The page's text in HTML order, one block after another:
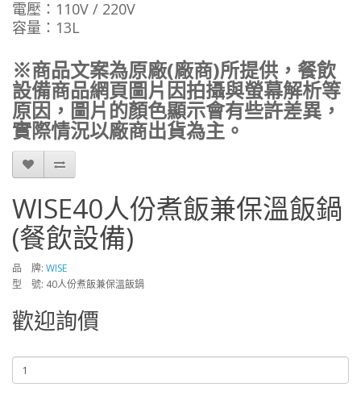
電壓：110V / 220V
容量：13L
※商品文案為原廠(廠商)所提供，餐飲
設備商品網頁圖片因拍攝與螢幕解析等
原因，圖片的顏色顯示會有些許差異，
實際情況以廠商出貨為主。
WISE40人份煮飯兼保溫飯鍋
(餐飲設備)
品 牌: WISE
型 號: 40人份煮飯兼保溫飯鍋
歡迎詢價